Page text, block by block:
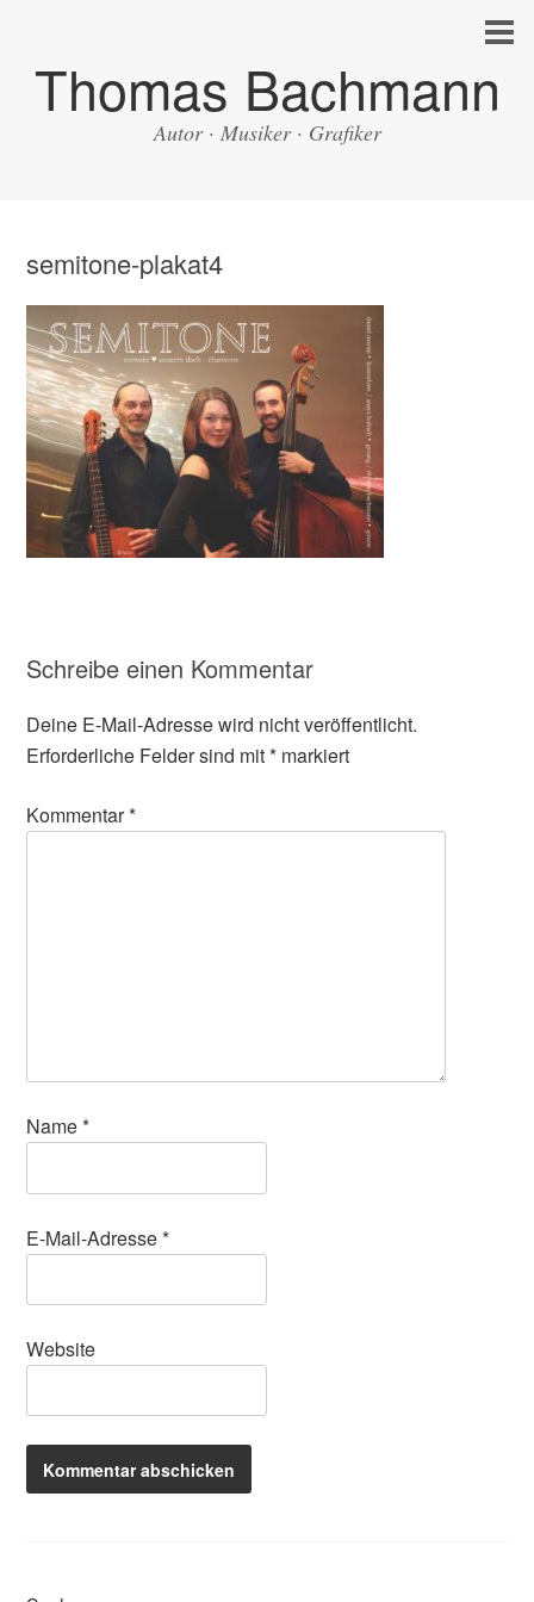
Thomas Bachmann
Autor · Musiker · Grafiker
semitone-plakat4
Schreibe einen Kommentar
Deine E-Mail-Adresse wird nicht veröffentlicht.
Erforderliche Felder sind mit* markiert
Kommentar*
Name*
E-Mail-Adresse*
Website